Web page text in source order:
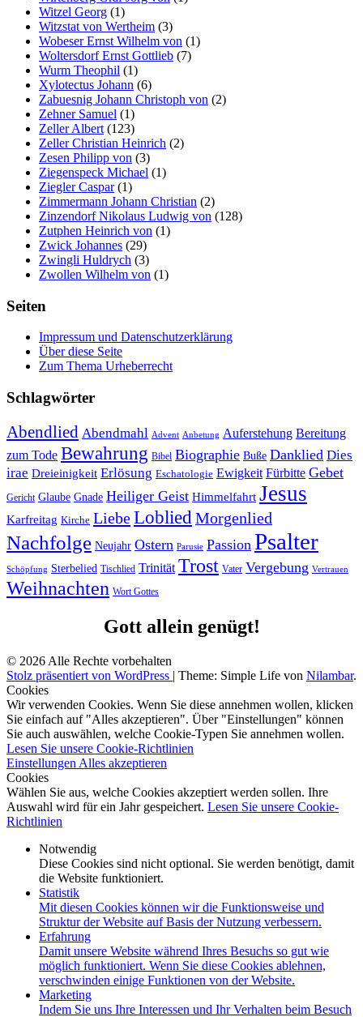
Witzel Georg (1)
Witzstat von Wertheim (3)
Wobeser Ernst Wilhelm von (1)
Woltersdorf Ernst Gottlieb (7)
Wurm Theophil (1)
Xylotectus Johann (6)
Zabuesnig Johann Christoph von (2)
Zehner Samuel (1)
Zeller Albert (123)
Zeller Christian Heinrich (2)
Zesen Philipp von (3)
Ziegenspeck Michael (1)
Ziegler Caspar(1)
Zimmermann Johann Christian (2)
Zinzendorf Nikolaus Ludwig von (128)
Zutphen Heinrich von (1)
Zwick Johannes (29)
Zwingli Huldrych (3)
Zwollen Wilhelm von (1)
Seiten
Impressum und Datenschutzerklärung
Über diese Seite
Zum Thema Urheberrecht
Schlagwörter
Abendlied Abendmahl Advent Anbetung Auferstehung Bereitung
zum Tode Bewahrung Bibel Biographie Buße Danklied Dies
irae Dreieinigkeit Erlösung Eschatologie Ewigkeit Fürbitte Gebet
Gericht Glaube Gnade Heiliger Geist Himmelfahrt Jesus
Karfreitag Kirche LiebeLoblied Morgenlied
Nachfolge Neujahr Ostern Parusie Passion Psalter
Schöpfung Sterbelied Tischlied Trinität Trost Vater Vergebung Vertrauen
Weihnachten Wort Gottes
Gott allein genügt!
© 2026 Alle Rechte vorbehalten
Stolz präsentiert von WordPress | Theme: Simple Life von Nilambar.
Cookies
Wir verwenden Cookies. Wenn Sie diese annehmen wollen, klicken
Sie einfach auf "Alles akzeptieren". Über "Einstellungen" können
Sie auch auswählen, welche Cookie-Typen Sie annehmen wollen.
Lesen Sie unsere Cookie-Richtlinien
Einstellungen Alles akzeptieren
Cookies
Wählen Sie aus, welche Cookies akzeptiert werden sollen. Ihre
Auswahl wird für ein Jahr gespeichert. Lesen Sie unsere Cookie-
Richtlinien
Notwendig
Diese Cookies sind nicht optional. Sie werden benötigt, damit
die Website funktioniert.
Statistik
Mit diesen Cookies können wir die Funktionsweise und
Struktur der Website auf Basis der Nutzung verbessern.
Erfahrung
Damit unsere Website während Ihres Besuchs so gut wie
möglich funktioniert. Wenn Sie diese Cookies ablehnen,
verschwinden einige Funktionen von der Website.
Marketing
Indem Sie uns Ihre Interessen und Ihr Verhalten beim Besuch